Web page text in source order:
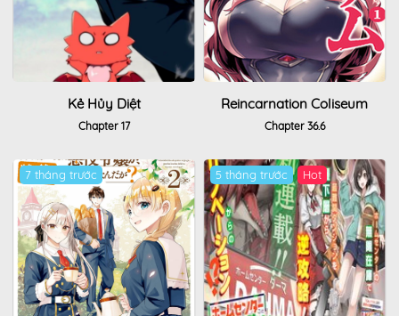
Kẻ Hủy Diệt
Chapter 17
Reincarnation Coliseum
Chapter 36.6
7 tháng trước 5 tháng trước Hot